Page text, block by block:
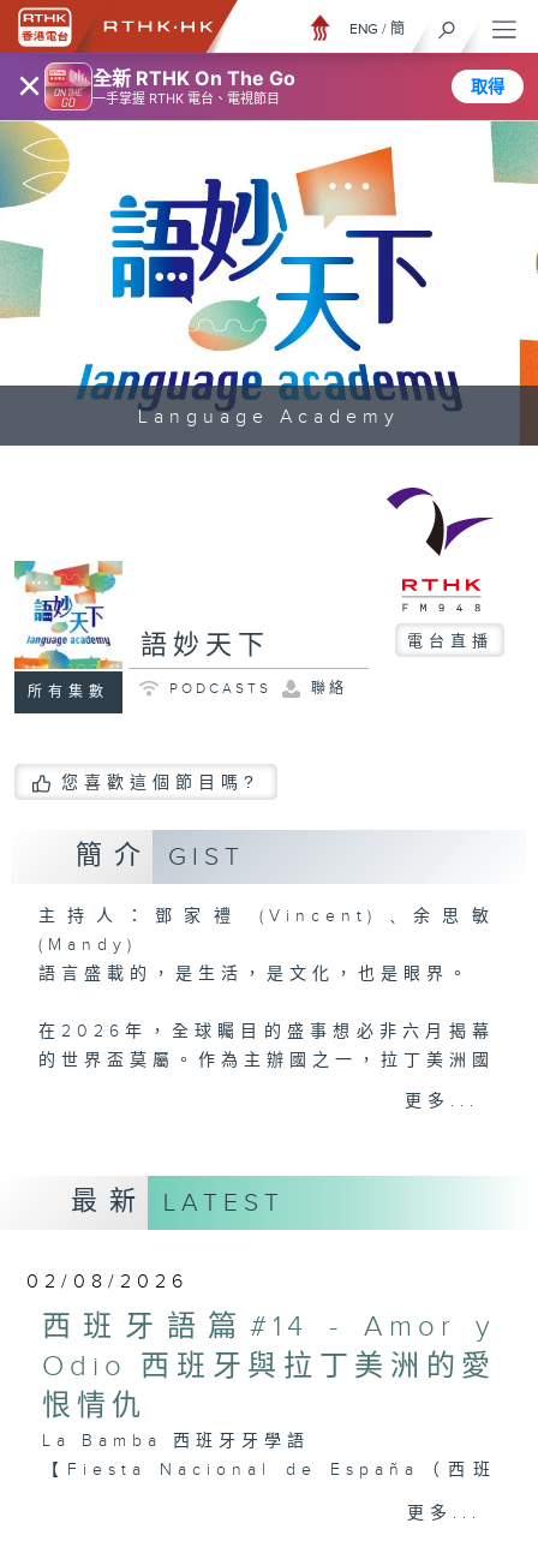
× 全新 RTHK On The Go
一手掌握 RTHK 電台、電視節目
取得
ENG / 簡
Language Academy
所有集數
語妙天下 電台直播
PODCASTS 聯絡
您喜歡這個節目嗎?
簡介 GIST
主持人：鄧家禮 (Vincent)﹑余思敏
(Mandy)
語言盛載的，是生活，是文化，也是眼界。
在2026年，全球矚目的盛事想必非六月揭幕
的世界盃莫屬。作為主辦國之一，拉丁美洲國
家墨西哥自然成為焦點所在。西班牙語作為拉
本系列節目從西班牙語出發，帶領聽眾認識拉
美的歷史底蘊、節慶習俗與足球狂熱。透過語
同時，更能深度感受拉丁美洲的獨特魅力，促
進文化交流與共融。
#香港電台文教組
更多...
最新 LATEST
02/08/2026
西班牙語篇#14 - Amor y
Odio 西班牙與拉丁美洲的愛
恨情仇
La Bamba 西班牙牙學語
【Fiesta Nacional de España（西班
更多...